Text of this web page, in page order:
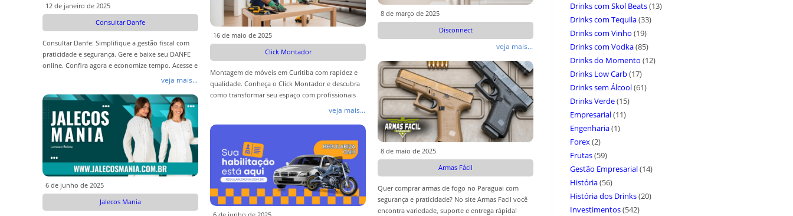
12 de janeiro de 2025
Consultar Danfe
Consultar Danfe: Simplifique a gestão fiscal com
praticidade e segurança. Gere e baixe seu DANFE
online. Confira agora e economize tempo. Acesse e
veja mais...
8 de março de 2025
Disconnect
veja mais...
16 de maio de 2025
Click Montador
Montagem de móveis em Curitiba com rapidez e
qualidade. Conheça o Click Montador e descubra
como transformar seu espaço com profissionais
veja mais...
8 de maio de 2025
Armas Fácil
Quer comprar armas de fogo no Paraguai com
segurança e praticidade? No site Armas Facil você
encontra variedade, suporte e entrega rápida!
6 de junho de 2025
Jalecos Mania
Drinks com Skol Beats(13)
Drinks com Tequila(33)
Drinks com Vinho (19)
Drinks com Vodka(85)
Drinks do Momento (12)
Drinks Low Carb(17)
Drinks sem Álcool(61)
Drinks Verde(15)
Empresarial(11)
Engenharia(1)
Forex(2)
Frutas(59)
Gestão Empresarial(14)
História(56)
História dos Drinks(20)
Investimentos(542)